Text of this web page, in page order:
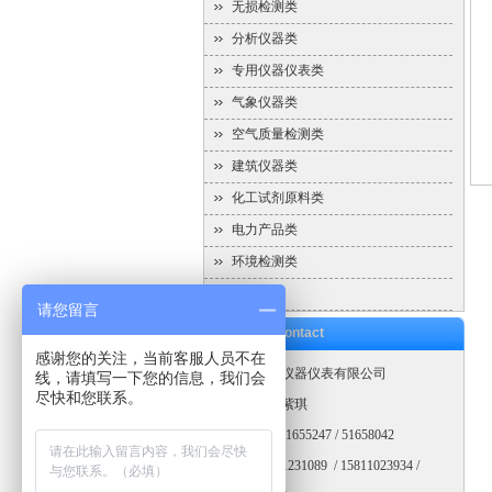
无损检测类
分析仪器类
专用仪器仪表类
气象仪器类
空气质量检测类
建筑仪器类
化工试剂原料类
电力产品类
环境检测类
联系我们 Contact
北京恒奥德仪器仪表有限公司
联系人：高紫琪
电话：010-51655247 / 51658042
手机：18911231089 / 15811023934 /
请您留言
感谢您的关注，当前客服人员不在
线，请填写一下您的信息，我们会
尽快和您联系。